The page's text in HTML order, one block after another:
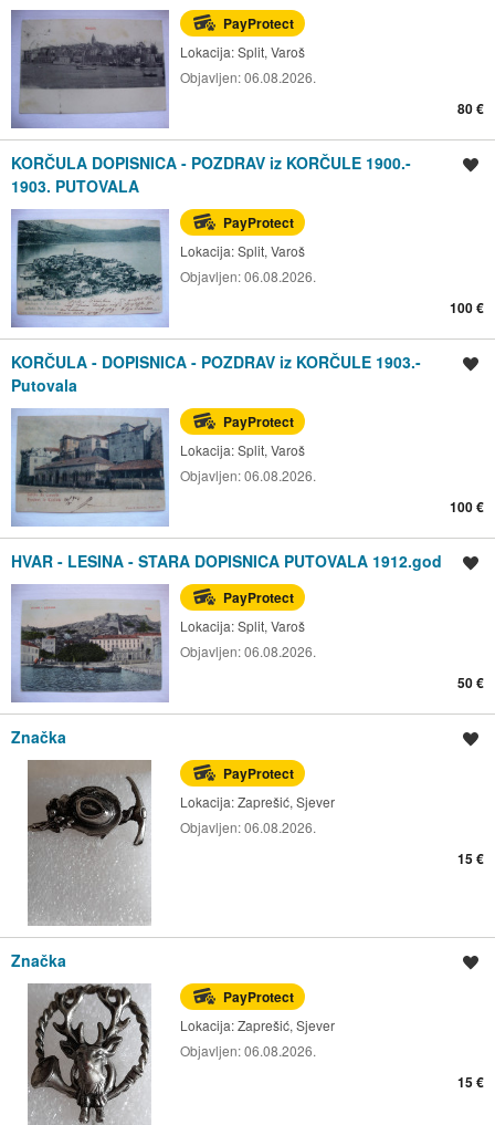
PayProtect
Lokacija:Split, Varoš
Objavljen:06.08.2026.
80 €
KORČULA DOPISNICA - POZDRAV iz KORČULE 1900.-
1903. PUTOVALA
PayProtect
Lokacija:Split, Varoš
Objavljen:06.08.2026.
100 €
KORČULA - DOPISNICA - POZDRAV iz KORČULE 1903.-
Putovala
PayProtect
Lokacija:Split, Varoš
Objavljen:06.08.2026.
100 €
HVAR - LESINA - STARA DOPISNICA PUTOVALA 1912.god
PayProtect
Lokacija:Split, Varoš
Objavljen:06.08.2026.
50 €
Značka
PayProtect
Lokacija:Zaprešić, Sjever
Objavljen:06.08.2026.
15 €
Značka
PayProtect
Lokacija:Zaprešić, Sjever
Objavljen:06.08.2026.
15 €